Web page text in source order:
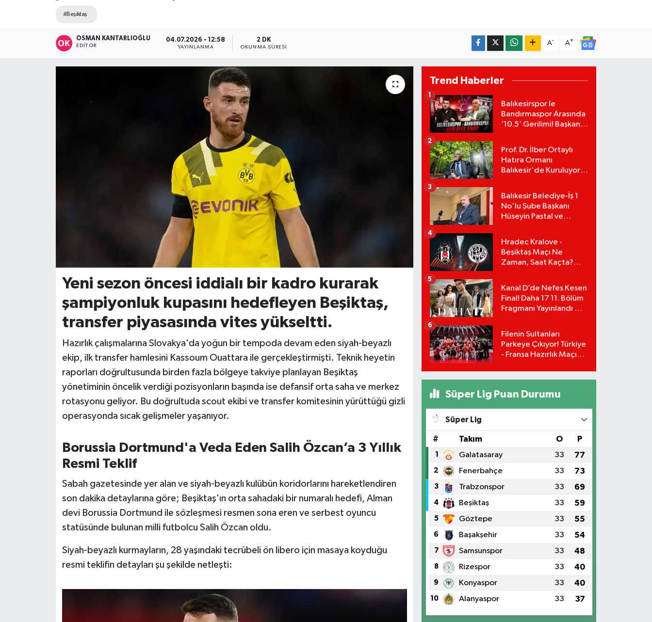
#Beşiktaş
OSMAN KANTARLIOĞLU
EDITÖR
04.07.2026 - 12:58
YAYINLANMA
2 DK
OKUNMA SÜRESI
A- A+
Yeni sezon öncesi iddialı bir kadro kurarak
şampiyonluk kupasını hedefleyen Beşiktaş,
transfer piyasasında vites yükseltti.
Hazırlık çalışmalarına Slovakya'da yoğun bir tempoda devam eden siyah-beyazlı
ekip, ilk transfer hamlesini Kassoum Ouattara ile gerçekleştirmişti. Teknik heyetin
raporları doğrultusunda birden fazla bölgeye takviye planlayan Beşiktaş
yönetiminin öncelik verdiği pozisyonların başında ise defansif orta saha ve merkez
rotasyonu geliyor. Bu doğrultuda scout ekibi ve transfer komitesinin yürüttüğü gizli
operasyonda sıcak gelişmeler yaşanıyor.
Borussia Dortmund'a Veda Eden Salih Özcan’a 3 Yıllık
Resmi Teklif
Sabah gazetesinde yer alan ve siyah-beyazlı kulübün koridorlarını hareketlendiren
son dakika detaylarına göre; Beşiktaş'ın orta sahadaki bir numaralı hedefi, Alman
devi Borussia Dortmund ile sözleşmesi resmen sona eren ve serbest oyuncu
statüsünde bulunan milli futbolcu Salih Özcan oldu.
Siyah-beyazlı kurmayların, 28 yaşındaki tecrübeli ön libero için masaya koyduğu
resmi teklifin detayları şu şekilde netleşti:
Trend Haberler
Balıkesirspor le
Bandırmaspor Arasında
‘10.5’ Gerilimi! Başkan
Murat Karakoyun'a Sert
Tepki!
1
Prof. Dr. İlber Ortaylı
Hatıra Ormanı
Balıkesir'de Kuruluyor!
Bağışlarını Başlattı!
2
Balıkesir Belediye-İş 1
No'lu Şube Başkanı
Hüseyin Pastal ve
3
Hradec Kralove -
Beşiktaş Maçı Ne
Zaman, Saat Kaçta?
Detayları!
4
Kanal D’de Nefes Kesen
Final! Daha 17 11. Bölüm
Fragmanı Yayınlandı Mı?
5
Filenin Sultanları
Parkeye Çıkıyor! Türkiye
- Fransa Hazırlık Maçı
6
Süper Lig Puan Durumu
Süper Lig
# Takım O P
1 Galatasaray 33 77
2 Fenerbahçe 33 73
3 Trabzonspor 33 69
4 Beşiktaş 33 59
5 Göztepe 33 55
6 Başakşehir 33 54
7 Samsunspor 33 48
8 Rizespor 33 40
9 Konyaspor 33 40
10 Alanyaspor 33 37
Dursunbey
Edremit
MAGAZİN
Resmi İlanlar
Savaştepe